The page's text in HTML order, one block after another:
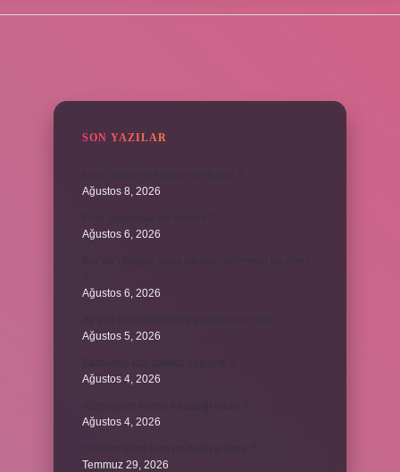
SON YAZILAR
Ağustos 8, 2026
Ağustos 6, 2026
Ağustos 6, 2026
Ağustos 5, 2026
Ağustos 4, 2026
Ağustos 4, 2026
Temmuz 29, 2026